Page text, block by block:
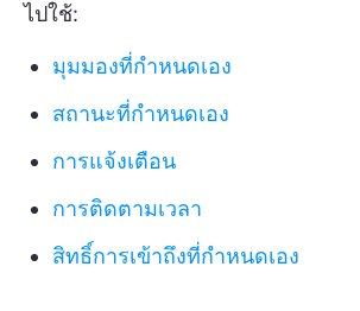
ไปใช้:
มุมมองที่กำหนดเอง
สถานะที่กำหนดเอง
การแจ้งเตือน
การติดตามเวลา
สิทธิ์การเข้าถึงที่กำหนดเอง